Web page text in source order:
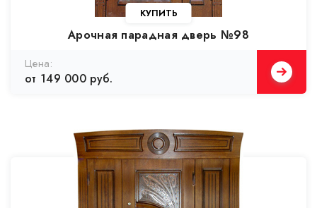
Арочная парадная дверь №98
от 149 000 руб.